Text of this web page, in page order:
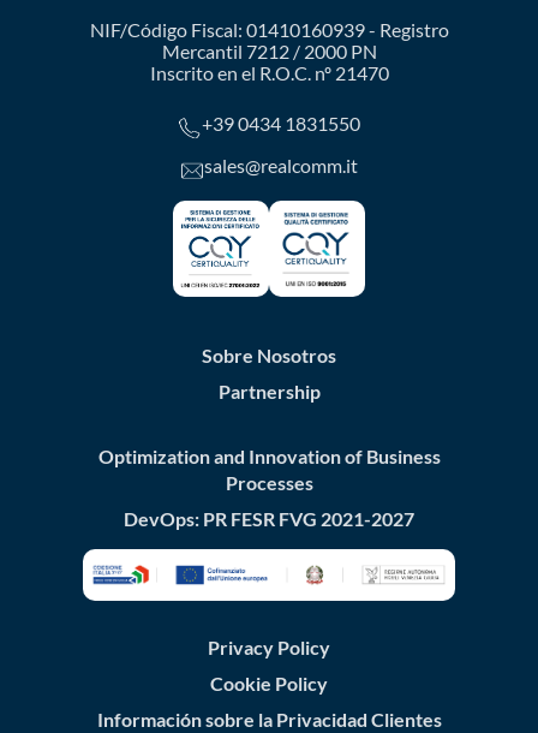
NIF/Código Fiscal: 01410160939 - Registro
Mercantil 7212 / 2000 PN
Inscrito en el R.O.C. nº 21470
+39 0434 1831550
sales@realcomm.it
Sobre Nosotros
Partnership
Optimization and Innovation of Business
Processes
DevOps: PR FESR FVG 2021-2027
Privacy Policy
Cookie Policy
Información sobre la Privacidad Clientes